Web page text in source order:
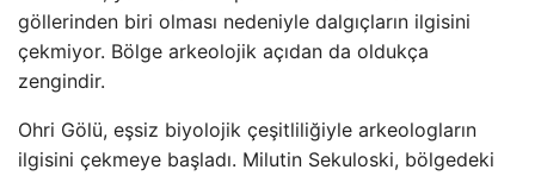
göllerinden biri olması nedeniyle dalgıçların ilgisini
çekmiyor. Bölge arkeolojik açıdan da oldukça
zengindir.
Ohri Gölü, eşsiz biyolojik çeşitliliğiyle arkeologların
ilgisini çekmeye başladı. Milutin Sekuloski, bölgedeki